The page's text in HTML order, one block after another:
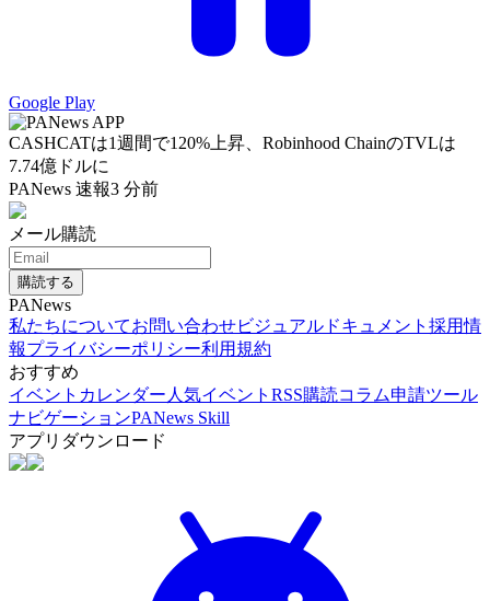
Google Play
CASHCATは1週間で120%上昇、Robinhood ChainのTVLは
7.74億ドルに
PANews 速報3 分前
メール購読
購読する
PANews
私たちについてお問い合わせビジュアルドキュメント 採用情
報プライバシーポリシー利用規約
おすすめ
イベントカレンダー人気イベント RSS購読コラム申請ツール
ナビゲーションPANews Skill
アプリダウンロード